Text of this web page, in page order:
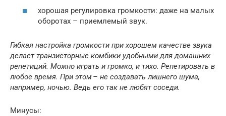
хорошая регулировка громкости: даже на малых
оборотах – приемлемый звук.
Гибкая настройка громкости при хорошем качестве звука
делает транзисторные комбики удобными для домашних
репетиций. Можно играть и громко, и тихо. Репетировать в
любое время. При этом – не создавать лишнего шума,
например, ночью. Ведь его так не любят соседи.
Минусы: